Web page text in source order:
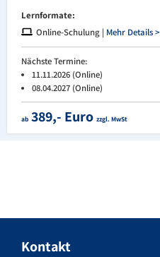
Lernformate:
Online-Schulung | Mehr Details >
Nächste Termine:
11.11.2026 (Online)
08.04.2027 (Online)
ab 389,- Euro zzgl. MwSt
Kontakt